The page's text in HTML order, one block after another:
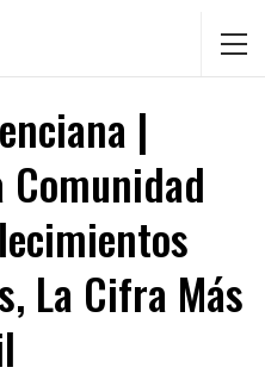
|
La Cifra Más